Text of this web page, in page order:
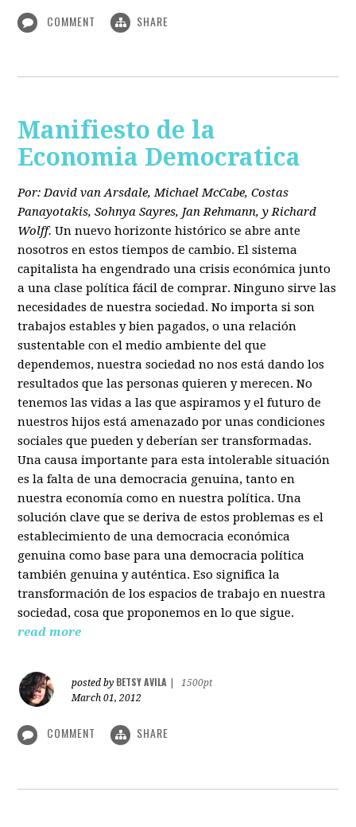
COMMENT SHARE
Manifiesto de la
Economia Democratica
Por: David van Arsdale, Michael McCabe, Costas
Panayotakis, Sohnya Sayres, Jan Rehmann, y Richard
Wolff. Un nuevo horizonte histórico se abre ante
nosotros en estos tiempos de cambio. El sistema
capitalista ha engendrado una crisis económica junto
a una clase política fácil de comprar. Ninguno sirve las
necesidades de nuestra sociedad. No importa si son
trabajos estables y bien pagados, o una relación
sustentable con el medio ambiente del que
dependemos, nuestra sociedad no nos está dando los
resultados que las personas quieren y merecen. No
tenemos las vidas a las que aspiramos y el futuro de
nuestros hijos está amenazado por unas condiciones
sociales que pueden y deberían ser transformadas.
Una causa importante para esta intolerable situación
es la falta de una democracia genuina, tanto en
nuestra economía como en nuestra política. Una
solución clave que se deriva de estos problemas es el
establecimiento de una democracia económica
genuina como base para una democracia política
también genuina y auténtica. Eso significa la
transformación de los espacios de trabajo en nuestra
sociedad, cosa que proponemos en lo que sigue.
read more
posted by BETSY AVILA
1500pt
March 01, 2012
COMMENT SHARE